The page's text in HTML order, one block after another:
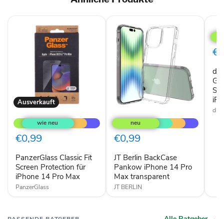
Ausverkauft
PanzerGlass
Classic
Fit
Screen
Protection
iPhone
14
Pro
Max
€0,99
PanzerGlass Classic Fit
Screen Protection für
iPhone 14 Pro Max
PanzerGlass
Berlin
BackCase
Pankow
iPhone
Pro
Max
transparent
€0,99
JT Berlin BackCase
Pankow iPhone 14 Pro
Max transparent
JT BERLIN
für
14
Pro
Max